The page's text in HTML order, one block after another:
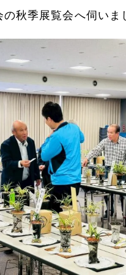
の秋季展覧会へ伺いま